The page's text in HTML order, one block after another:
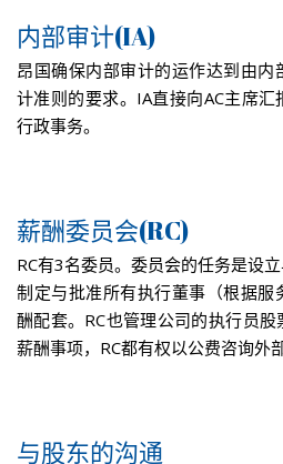
内部审计(IA)
昂国确保内部审计的运作达到由内
计准则的要求。IA直接向AC主席
行政事务。
薪酬委员会(RC)
RC有3名委员。委员会的任务是设
制定与批准所有执行董事（根据服
酬配套。RC也管理公司的执行员
薪酬事项，RC都有权以公费咨询外
与股东的沟通